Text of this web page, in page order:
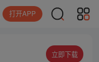
打开APP
立即下载